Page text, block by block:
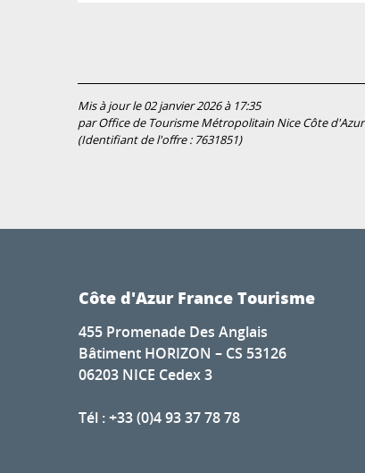
Mis à jour le 02 janvier 2026 à 17:35
par Office de Tourisme Métropolitain Nice Côte d'Azur
(Identifiant de l'offre : 7631851)
Côte d'Azur France Tourisme
455 Promenade Des Anglais
Bâtiment HORIZON – CS 53126
06203 NICE Cedex 3
Tél : +33 (0)4 93 37 78 78